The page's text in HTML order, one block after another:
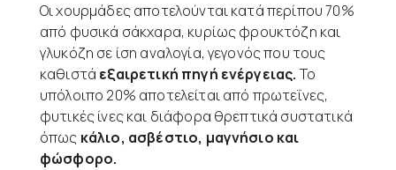
Οι χουρμάδες αποτελούνται κατά περίπου 70%
από φυσικά σάκχαρα, κυρίως φρουκτόζη και
γλυκόζη σε ίση αναλογία, γεγονός που τους
καθιστά εξαιρετική πηγή ενέργειας. Το
υπόλοιπο 20% αποτελείται από πρωτεΐνες,
φυτικές ίνες και διάφορα θρεπτικά συστατικά
όπως κάλιο, ασβέστιο, μαγνήσιο και
φώσφορο.